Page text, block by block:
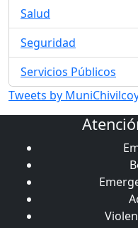
Salud
Seguridad
Servicios Públicos
Tweets by